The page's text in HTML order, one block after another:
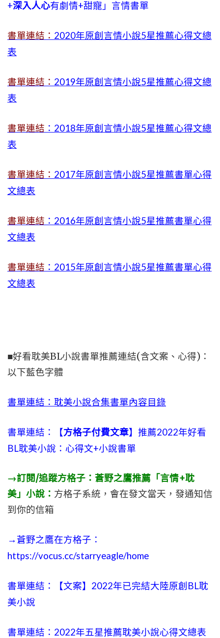
+深入人心有劇情+甜寵」言情書單
書單連結： 2020年原創言情小說5星推薦心得文總
表
書單連結： 2019年原創言情小說5星推薦心得文總
表
書單連結 ：2018年原創言情小說5星推薦心得文總
表
書單連結： 2017年原創言情小說5星推薦書單心得
文總表
書單連結 ：2016年原創言情小說5星推薦書單心得
文總表
書單連結 ：2015年原創言情小說5星推薦書單心得
文總表
■好看耽美BL小說書單推薦連結(含文案、心得)：
以下藍色字體
書單連結：耽美小說合集書單內容目錄
書單連結：【方格子付費文章】推薦2022年好看
BL耽美小說：心得文+小說書單
→訂閱/追蹤方格子：蒼野之鷹推薦「言情+耽
美」小說： 方格子系統，會在發文當天，發通知信
到你的信箱
→蒼野之鷹在方格子：
https://vocus.cc/starryeagle/home
書單連結：【文案】2022年已完結大陸原創BL耽
美小說
書單連結：2022年五星推薦耽美小說心得文總表